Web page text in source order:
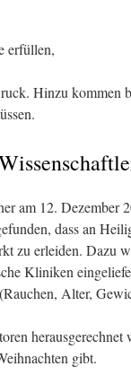
erfüllen,
Hinzu kommen
am 12. Dezember
dass an
zu erleiden. Dazu
Kliniken
Alter,
gibt.